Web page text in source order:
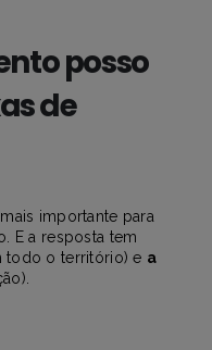
posso
de
importante para
E a resposta tem
todo o território) e a